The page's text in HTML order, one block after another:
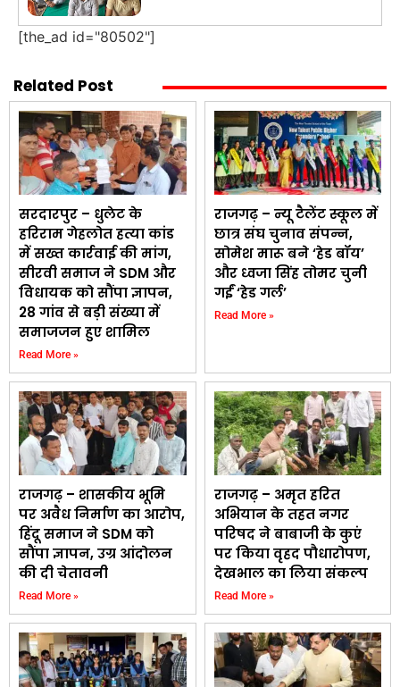
[the_ad id="80502"]
Related Post
सरदारपुर – धुलेट के
हरिराम गेहलोत हत्या कांड
में सख्त कार्रवाई की मांग,
सीरवी समाज ने SDM और
विधायक को सौंपा ज्ञापन,
28 गांव से बड़ी संख्या में
समाजजन हुए शामिल
Read More »
राजगढ़ – न्यू टैलेंट स्कूल में
छात्र संघ चुनाव संपन्न,
सोमेश मारू बने ‘हेड बॉय’
और ध्वजा सिंह तोमर चुनी
गईं ‘हेड गर्ल’
Read More »
राजगढ़ – शासकीय भूमि
पर अवैध निर्माण का आरोप,
हिंदू समाज ने SDM को
सौंपा ज्ञापन, उग्र आंदोलन
की दी चेतावनी
Read More »
राजगढ़ – अमृत हरित
अभियान के तहत नगर
परिषद ने बाबाजी के कुएं
पर किया वृहद पौधारोपण,
देखभाल का लिया संकल्प
Read More »